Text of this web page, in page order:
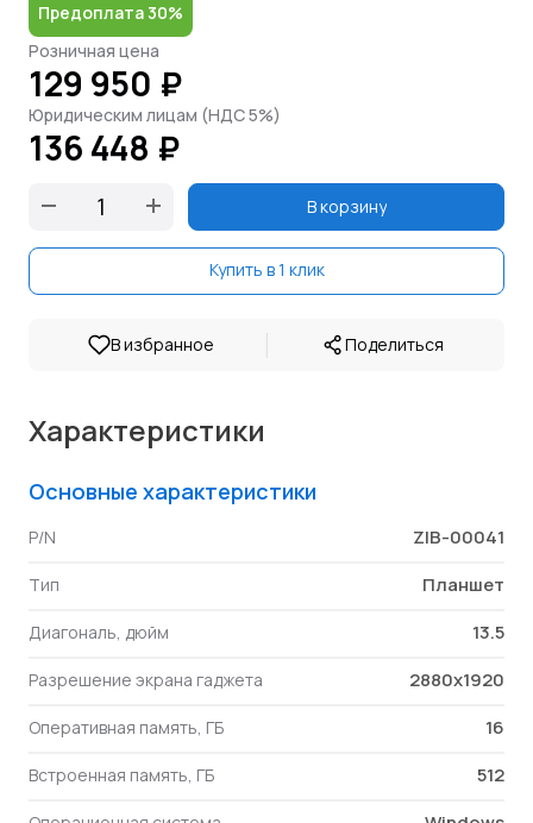
Предоплата 30%
Розничная цена
129 950 ₽
Юридическим лицам (НДС 5%)
136 448 ₽
В корзину
Купить в 1 клик
В избранное | Поделиться
Характеристики
Основные характеристики
P/N ZIB-00041
Тип Планшет
Диагональ, дюйм 13.5
Разрешение экрана гаджета 2880x1920
Оперативная память, ГБ 16
Встроенная память, ГБ 512